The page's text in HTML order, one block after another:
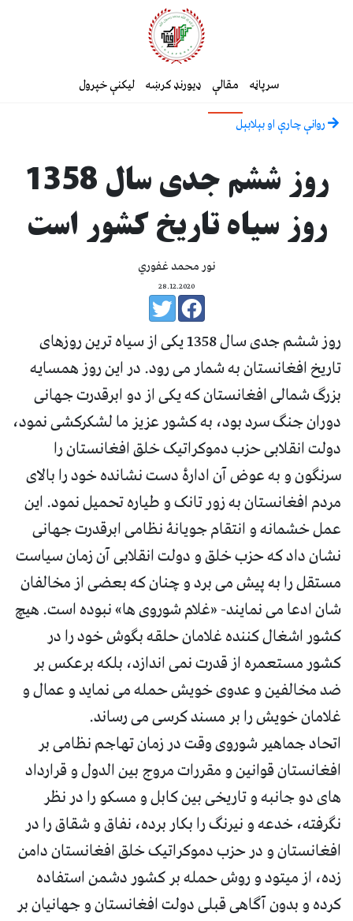
سرپاڼه مقالې ډیورنډ کرښه لیکنې خپرول
روانې چارې او بېلابېل
روز ششم جدی سال 1358
روز سیاه تاریخ کشور است
نور محمد غفوري
28.12.2020
روز ششم جدی سال 1358 یکی از سیاه ترین روزهای
تاریخ افغانستان به شمار می رود. در این روز همسایه
بزرگ شمالی افغانستان که یکی از دو ابرقدرت جهانی
دوران جنگ سرد بود، به کشور عزیز ما لشکرکشی نمود،
دولت انقلابی حزب دموکراتیک خلق افغانستان را
سرنگون و به عوض آن ادارۀ دست نشانده خود را بالای
مردم افغانستان به زور تانک و طیاره تحمیل نمود. این
عمل خشمانه و انتقام جویانۀ نظامی ابرقدرت جهانی
نشان داد که حزب خلق و دولت انقلابی آن زمان سیاست
مستقل را به پیش می برد و چنان که بعضی از مخالفان
شان ادعا می نمایند- «غلام شوروی ها» نبوده است. هیچ
کشور اشغال کننده غلامان حلقه بگوش خود را در
کشور مستعمره از قدرت نمی اندازد، بلکه برعکس بر
ضد مخالفین و عدوی خویش حمله می نماید و عمال و
غلامان خویش را بر مسند کرسی می رساند.
اتحاد جماهیر شوروی وقت در زمان تهاجم نظامی بر
افغانستان قوانین و مقررات مروج بین الدول و قرارداد
های دو جانبه و تاریخی بین کابل و مسکو را در نظر
نگرفته، خدعه و نیرنگ را بکار برده، نفاق و شقاق را در
افغانستان و در حزب دموکراتیک خلق افغانستان دامن
زده، از میتود و روش حمله بر کشور دشمن استفاده
کرده و بدون آگاهی قبلی دولت افغانستان و جهانیان بر